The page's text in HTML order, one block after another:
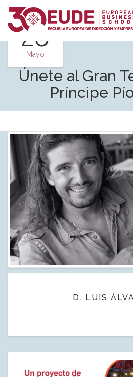
26
Mayo
Únete al Gran
Príncipe
D. LUIS